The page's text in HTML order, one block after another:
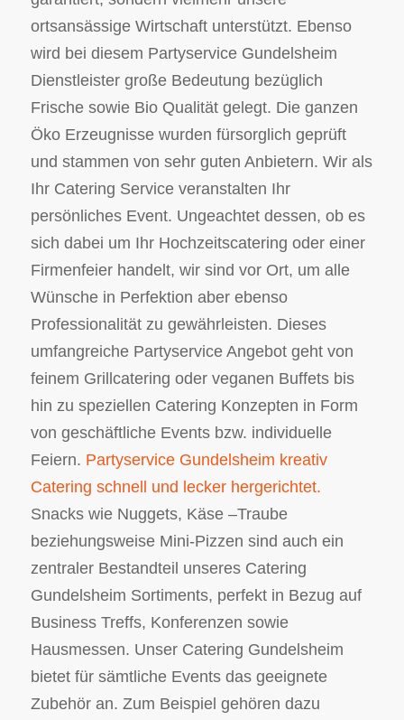
ortsansässige Wirtschaft unterstützt. Ebenso
wird bei diesem Partyservice Gundelsheim
Dienstleister große Bedeutung bezüglich
Frische sowie Bio Qualität gelegt. Die ganzen
Öko Erzeugnisse wurden fürsorglich geprüft
und stammen von sehr guten Anbietern. Wir als
Ihr Catering Service veranstalten Ihr
persönliches Event. Ungeachtet dessen, ob es
sich dabei um Ihr Hochzeitscatering oder einer
Firmenfeier handelt, wir sind vor Ort, um alle
Wünsche in Perfektion aber ebenso
Professionalität zu gewährleisten. Dieses
umfangreiche Partyservice Angebot geht von
feinem Grillcatering oder veganen Buffets bis
hin zu speziellen Catering Konzepten in Form
von geschäftliche Events bzw. individuelle
Feiern. Partyservice Gundelsheim kreativ
Catering schnell und lecker hergerichtet.
Snacks wie Nuggets, Käse –Traube
beziehungsweise Mini-Pizzen sind auch ein
zentraler Bestandteil unseres Catering
Gundelsheim Sortiments, perfekt in Bezug auf
Business Treffs, Konferenzen sowie
Hausmessen. Unser Catering Gundelsheim
bietet für sämtliche Events das geeignete
Zubehör an. Zum Beispiel gehören dazu